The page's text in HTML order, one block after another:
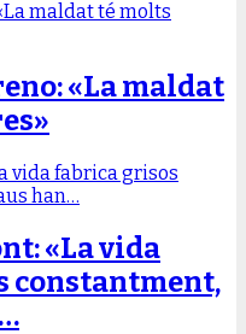
«La maldat
«La vida
constantment,